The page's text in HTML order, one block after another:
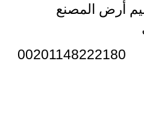
أرض المصنع
00201148222180